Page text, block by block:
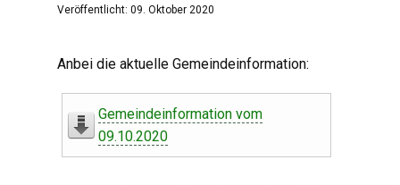
Veröffentlicht: 09. Oktober 2020
Anbei die aktuelle Gemeindeinformation:
Gemeindeinformation vom
09.10.2020